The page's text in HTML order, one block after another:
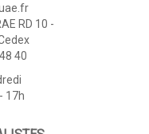
RD 10 -
40
17h